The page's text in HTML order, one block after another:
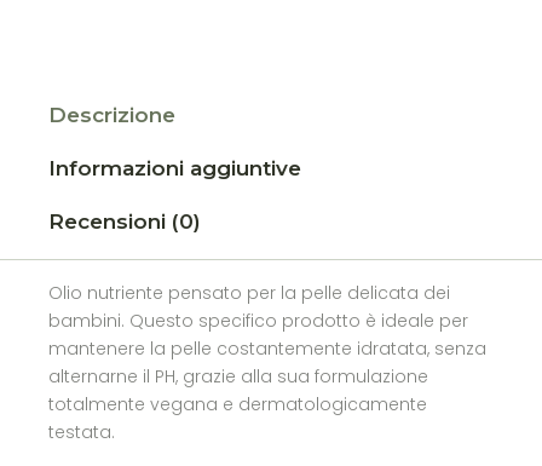
Descrizione
Informazioni aggiuntive
Recensioni (0)
Olio nutriente pensato per la pelle delicata dei
bambini. Questo specifico prodotto è ideale per
mantenere la pelle costantemente idratata, senza
alternarne il PH, grazie alla sua formulazione
totalmente vegana e dermatologicamente
testata.